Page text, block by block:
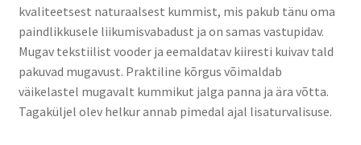
kvaliteetsest naturaalsest kummist, mis pakub tänu oma
paindlikkusele liikumisvabadust ja on samas vastupidav.
Mugav tekstiilist vooder ja eemaldatav kiiresti kuivav tald
pakuvad mugavust. Praktiline kõrgus võimaldab
väikelastel mugavalt kummikut jalga panna ja ära võtta.
Tagaküljel olev helkur annab pimedal ajal lisaturvalisuse.